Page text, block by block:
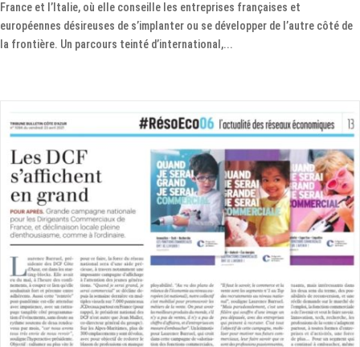
France et l’Italie, où elle conseille les entreprises françaises et
européennes désireuses de s’implanter ou se développer de l’autre côté de
la frontière. Un parcours teinté d’international,...